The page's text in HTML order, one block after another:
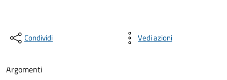
Condividi Vedi azioni
Argomenti